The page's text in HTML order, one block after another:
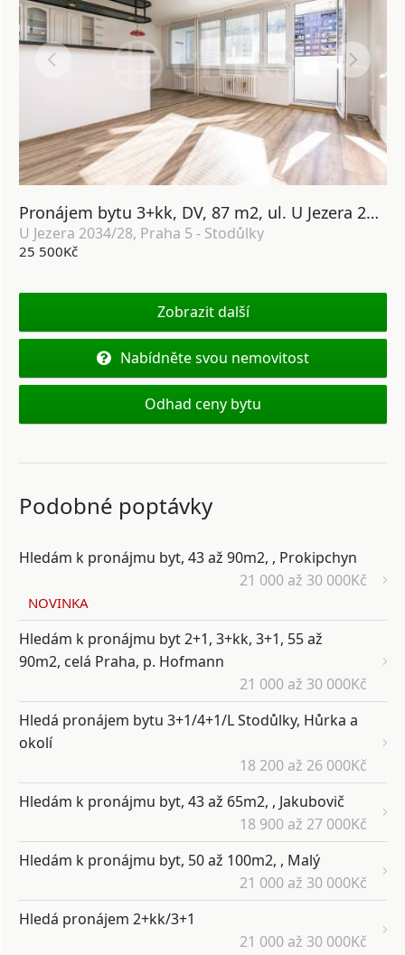
Pronájem bytu 3+kk, DV, 87 m2, ul. U Jezera 2034/28, Praha 5 - Stodůlky
U Jezera 2034/28, Praha 5 - Stodůlky
25 500Kč
Zobrazit další
Nabídněte svou nemovitost
Odhad ceny bytu
Podobné poptávky
Hledám k pronájmu byt, 43 až 90m2, , Prokipchyn
21 000 až 30 000Kč
NOVINKA
Hledám k pronájmu byt 2+1, 3+kk, 3+1, 55 až
90m2, celá Praha, p. Hofmann
21 000 až 30 000Kč
Hledá pronájem bytu 3+1/4+1/L Stodůlky, Hůrka a
okolí
18 200 až 26 000Kč
Hledám k pronájmu byt, 43 až 65m2, , Jakubovič
18 900 až 27 000Kč
Hledám k pronájmu byt, 50 až 100m2, , Malý
21 000 až 30 000Kč
Hledá pronájem 2+kk/3+1
21 000 až 30 000Kč